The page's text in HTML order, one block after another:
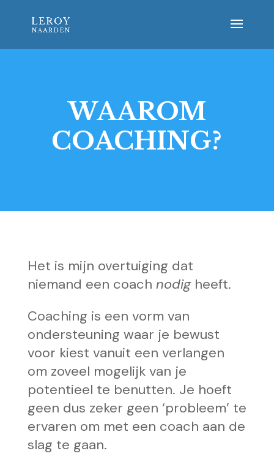
WAAROM
COACHING?
Het is mijn overtuiging dat
niemand een coach nodigheeft.
Coaching is een vorm van
ondersteuning waar je bewust
voor kiest vanuit een verlangen
om zoveel mogelijk van je
potentieel te benutten. Je hoeft
geen dus zeker geen ‘probleem’ te
ervaren om met een coach aan de
slag te gaan.